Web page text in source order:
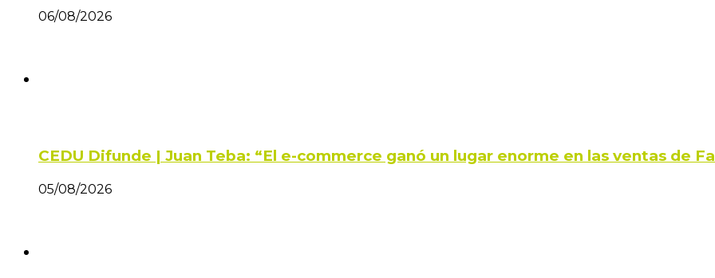
06/08/2026
CEDU Difunde | Juan Teba: “El e-commerce ganó un lugar enorme en las ventas de
05/08/2026